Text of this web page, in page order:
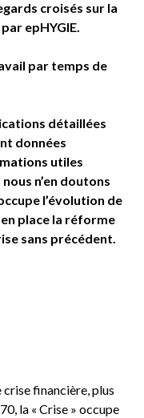
croisés sur la
epHYGIE.
par temps de
détaillées
données
utiles
n’en doutons
l’évolution de
place la réforme
sans précédent.
crise financière, plus
la « Crise » occupe